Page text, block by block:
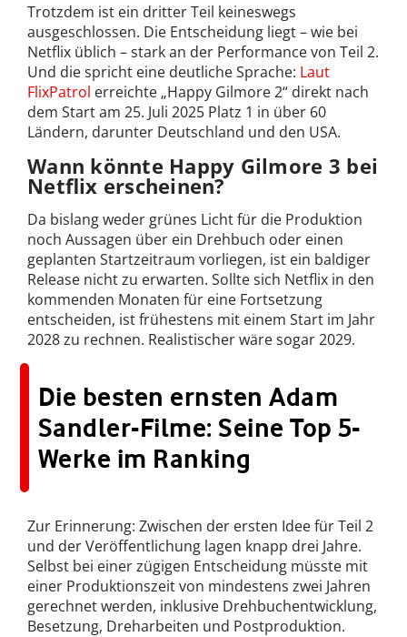
Trotzdem ist ein dritter Teil keineswegs
ausgeschlossen. Die Entscheidung liegt – wie bei
Netflix üblich – stark an der Performance von Teil 2.
Und die spricht eine deutliche Sprache: Laut
FlixPatrol erreichte „Happy Gilmore 2“ direkt nach
dem Start am 25. Juli 2025 Platz 1 in über 60
Ländern, darunter Deutschland und den USA.
Wann könnte Happy Gilmore 3 bei
Netflix erscheinen?
Da bislang weder grünes Licht für die Produktion
noch Aussagen über ein Drehbuch oder einen
geplanten Startzeitraum vorliegen, ist ein baldiger
Release nicht zu erwarten. Sollte sich Netflix in den
kommenden Monaten für eine Fortsetzung
entscheiden, ist frühestens mit einem Start im Jahr
2028 zu rechnen. Realistischer wäre sogar 2029.
Die besten ernsten Adam
Sandler-Filme: Seine Top 5-
Werke im Ranking
Zur Erinnerung: Zwischen der ersten Idee für Teil 2
und der Veröffentlichung lagen knapp drei Jahre.
Selbst bei einer zügigen Entscheidung müsste mit
einer Produktionszeit von mindestens zwei Jahren
gerechnet werden, inklusive Drehbuchentwicklung,
Besetzung, Dreharbeiten und Postproduktion.